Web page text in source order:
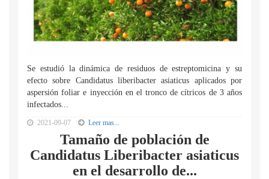
Se estudió la dinámica de residuos de estreptomicina y su
efecto sobre Candidatus liberibacter asiaticus aplicados por
aspersión foliar e inyección en el tronco de cítricos de 3 años
infectados...
2021-09-07 Leer mas...
Tamaño de población de
Candidatus Liberibacter asiaticus
en el desarrollo de...